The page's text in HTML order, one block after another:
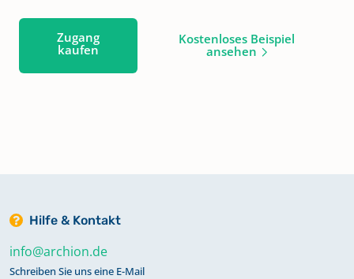
Zugang
kaufen
Kostenloses Beispiel
ansehen
Hilfe & Kontakt
info@archion.de
Schreiben Sie uns eine E-Mail